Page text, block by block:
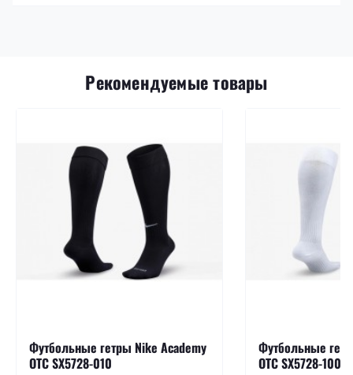
Рекомендуемые товары
Футбольные гетры Nike Academy
OTC SX5728-010
Футбольные
OTC SX5728-100